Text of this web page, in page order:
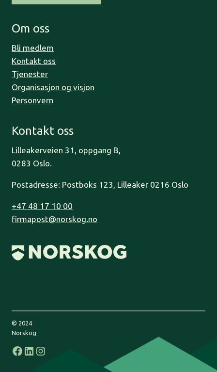
Om oss
Bli medlem
Kontakt oss
Tjenester
Organisasjon og visjon
Personvern
Kontakt oss
Lilleakerveien 31, oppgang B,
0283 Oslo.
Postadresse: Postboks 123, Lilleaker 0216 Oslo
+47 48 17 10 00
firmapost@norskog.no
© 2024
Norskog
Facebook
LinkedIn
Instagram